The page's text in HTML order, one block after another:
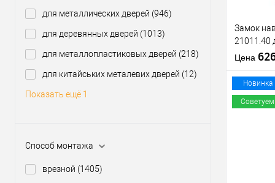
для металлических дверей (946)
для деревянных дверей (1013)
для металлопластиковых дверей (218)
для китайських металевих дверей (12)
Показать ещё 1
Способ монтажа
врезной (1405)
Материал
Страна
Замок
21011.40
мм, 2
Цена
В
Новинка
Советуем